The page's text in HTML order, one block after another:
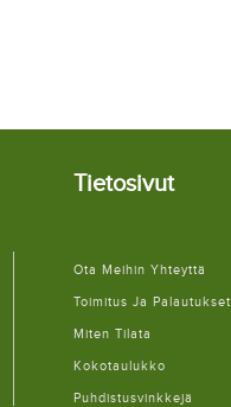
Tietosivut
Ota Meihin Yhteyttä
Toimitus Ja Palautukset
Miten Tilata
Kokotaulukko
Puhdistusvinkkejä